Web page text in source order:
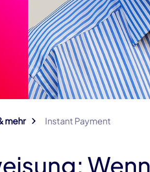
mehr Instant Payment
Wenn